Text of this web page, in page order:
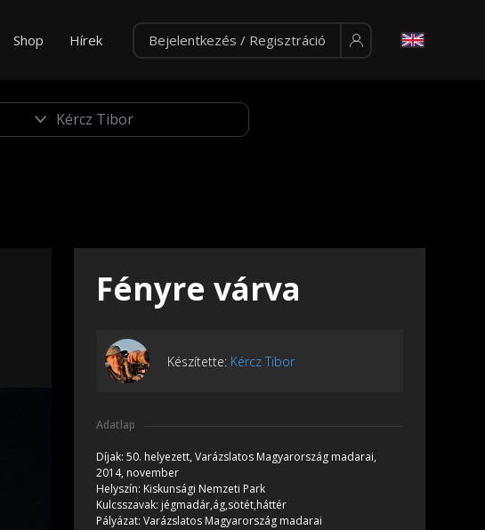
Shop Hírek Bejelentkezés / Regisztráció
Fényre várva
Készítette: Kércz Tibor
Adatlap
Díjak: 50. helyezett, Varázslatos Magyarország madarai,
2014, november
Helyszín: Kiskunsági Nemzeti Park
Kulcsszavak: jégmadár,ág,sötét,háttér
Pályázat: Varázslatos Magyarország madarai